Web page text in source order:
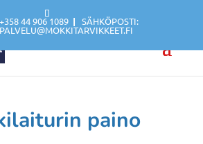
44 906 1089 |SÄHKÖPOSTI:
paino